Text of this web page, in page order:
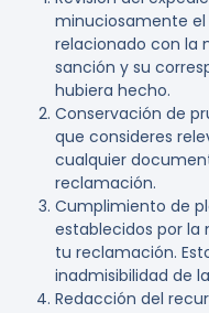
minuciosamente
relacionado con la
sanción y su
hubiera hecho.
Conservación de
que consideres
cualquier
reclamación.
Cumplimiento de
establecidos por
tu reclamación.
inadmisibilidad de
Redacción del